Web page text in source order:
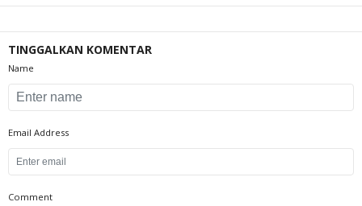
TINGGALKAN KOMENTAR
Name
Email Address
Comment